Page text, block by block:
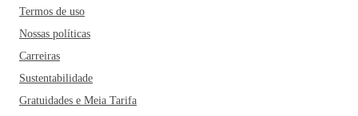
Termos de uso
Nossas políticas
Carreiras
Sustentabilidade
Gratuidades e Meia Tarifa